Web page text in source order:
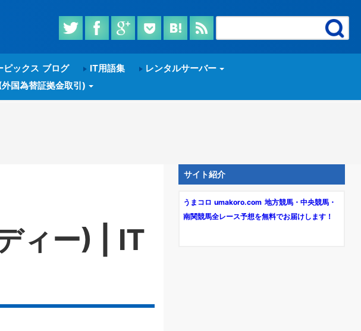
ピックス ブログ IT用語集
レンタルサーバー
国為替証拠金取引)
ィー) | IT
サイト紹介
うまコロ umakoro.com 地方競馬・中央競馬・
南関競馬全レース予想を無料でお届けします！